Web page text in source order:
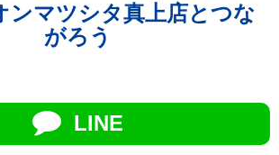
マツシタ真上店とつな
がろう
LINE